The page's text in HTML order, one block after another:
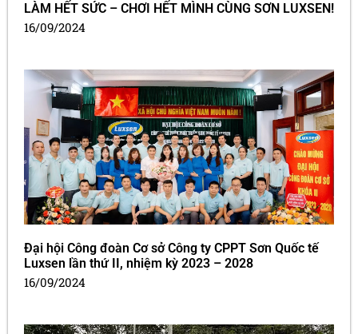
LÀM HẾT SỨC – CHƠI HẾT MÌNH CÙNG SƠN LUXSEN!
16/09/2024
Đại hội Công đoàn Cơ sở Công ty CPPT Sơn Quốc tế
Luxsen lần thứ II, nhiệm kỳ 2023 – 2028
16/09/2024